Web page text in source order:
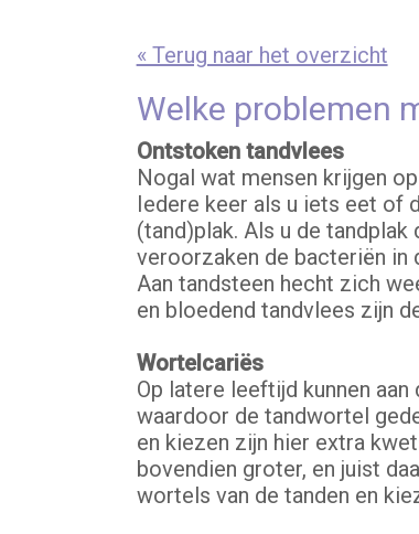
« Terug naar het overzicht
Welke problemen
Ontstoken tandvlees
Nogal wat mensen krijgen
Iedere keer als u iets eet of
(tand)plak. Als u de
veroorzaken de bacteriën in
Aan tandsteen hecht zich
en bloedend tandvlees zijn
Wortelcariës
Op latere leeftijd kunnen
waardoor de tandwortel
en kiezen zijn hier extra
bovendien groter, en juist
wortels van de tanden en